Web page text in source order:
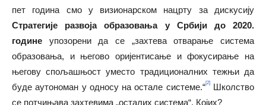
пет година смо у визионарском нацрту за дискусију
Стратегије развоја образовања у Србији до 2020.
године упозорени да се „захтева отварање система
образовања, и његово оријентисање и фокусирање на
његову спољашњост уместо традиционалних тежњи да
буде аутономан у односу на остале системе.“[2]Школство
се потчињава захтевима „осталих система“. Којих?